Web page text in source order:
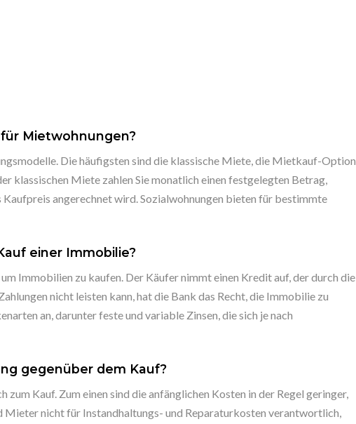
Mietwohnungen?
Die häufigsten sind die klassische Miete, die Mietkauf-Option
klassischen Miete zahlen Sie monatlich einen festgelegten Betrag,
angerechnet wird. Sozialwohnungen bieten für bestimmte
einer Immobilie?
Immobilien zu kaufen. Der Käufer nimmt einen Kredit auf, der durch die
nicht leisten kann, hat die Bank das Recht, die Immobilie zu
an, darunter feste und variable Zinsen, die sich je nach
gegenüber dem Kauf?
Kauf. Zum einen sind die anfänglichen Kosten in der Regel geringer,
Mieter nicht für Instandhaltungs- und Reparaturkosten verantwortlich,